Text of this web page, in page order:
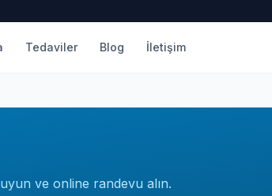
Tedaviler Blog İletişim
ve online randevu alın.